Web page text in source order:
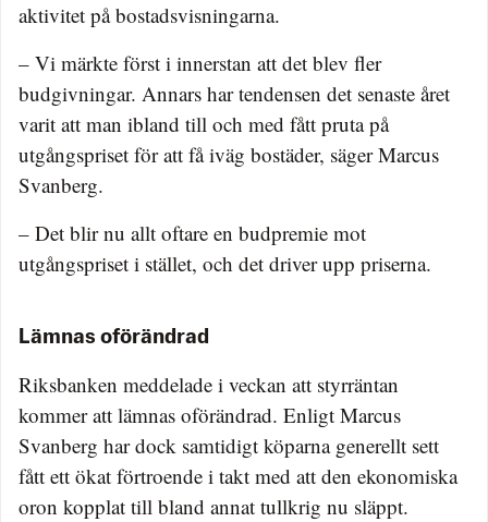
aktivitet på bostadsvisningarna.
– Vi märkte först i innerstan att det blev fler
budgivningar. Annars har tendensen det senaste året
varit att man ibland till och med fått pruta på
utgångspriset för att få iväg bostäder, säger Marcus
Svanberg.
– Det blir nu allt oftare en budpremie mot
utgångspriset i stället, och det driver upp priserna.
Lämnas oförändrad
Riksbanken meddelade i veckan att styrräntan
kommer att lämnas oförändrad. Enligt Marcus
Svanberg har dock samtidigt köparna generellt sett
fått ett ökat förtroende i takt med att den ekonomiska
oron kopplat till bland annat tullkrig nu släppt.